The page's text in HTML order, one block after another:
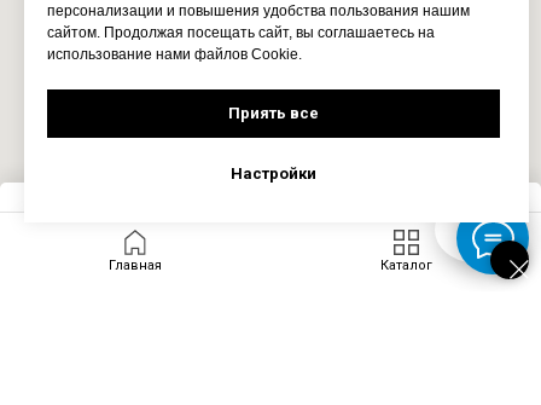
персонализации и повышения удобства пользования нашим
сайтом. Продолжая посещать сайт, вы соглашаетесь на
использование нами файлов Cookie.
Приять все
Настройки
Главная Каталог